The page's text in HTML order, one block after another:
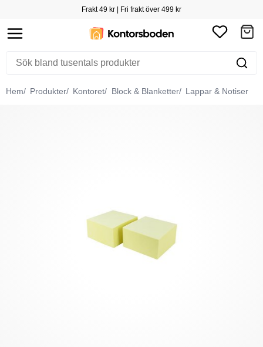
Frakt 49 kr | Fri frakt över 499 kr
Hem Produkter Kontoret Block & Blanketter Lappar & Notiser